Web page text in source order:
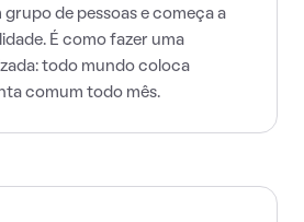
grupo de pessoas e começa a
É como fazer uma
todo mundo coloca
comum todo mês.